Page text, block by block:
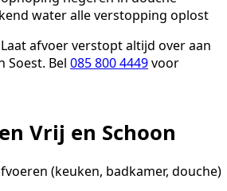
water alle verstopping oplost
Laat afvoer verstopt altijd over aan
Soest. Bel 085 800 4449voor
Vrij en Schoon
(keuken, badkamer, douche)